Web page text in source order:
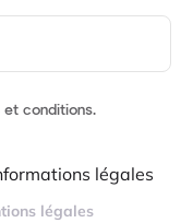
et conditions.
légales
légales